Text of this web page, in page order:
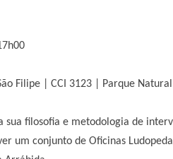
Filipe | CCI 3123 | Parque
sua filosofia e metodologia de
um conjunto de Oficinas